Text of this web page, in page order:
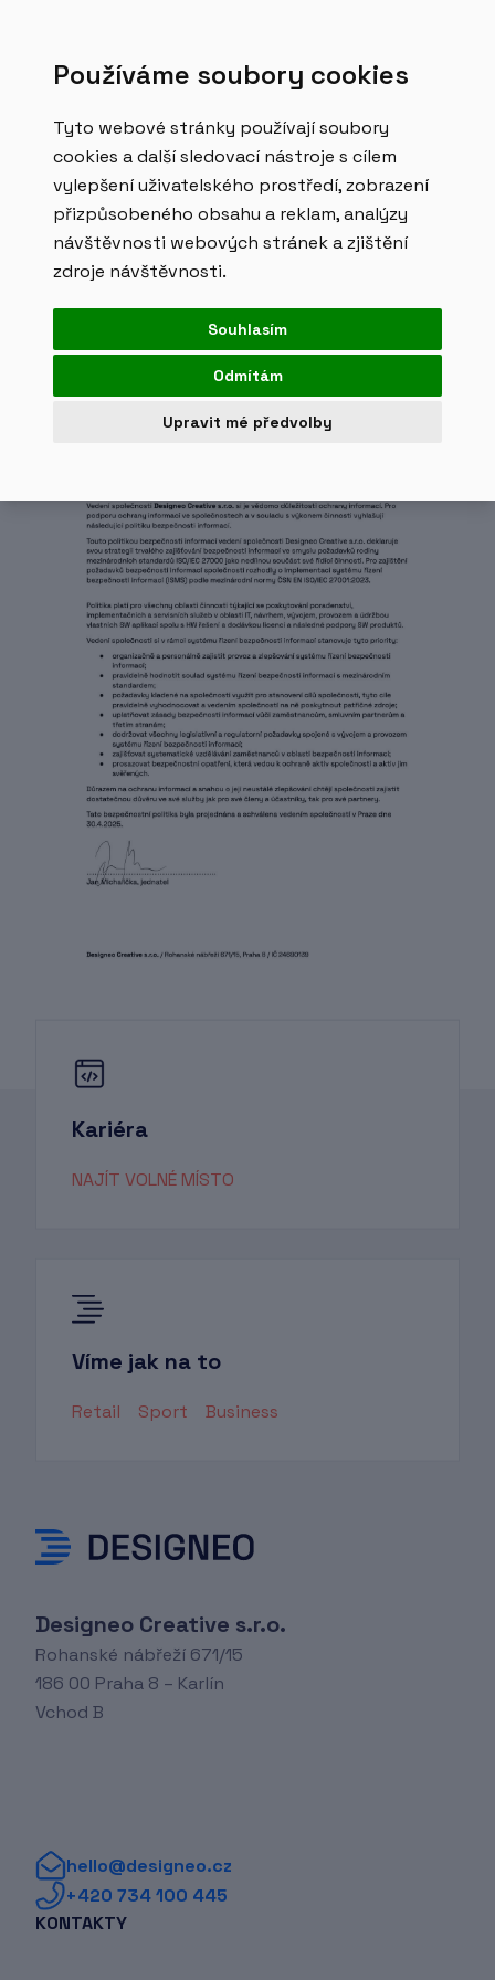
Používáme soubory cookies
Tyto webové stránky používají soubory
cookies a další sledovací nástroje s cílem
vylepšení uživatelského prostředí, zobrazení
přizpůsobeného obsahu a reklam, analýzy
návštěvnosti webových stránek a zjištění
zdroje návštěvnosti.
Souhlasím
Odmítám
Upravit mé předvolby
Prohlášení vedení
společnosti k politice
bezpečnosti informací
Prohlášení vedení společnosti Designeo Creative
s.r.o. k politice bezpečnosti informací.
Kariéra
NAJÍT VOLNÉ MÍSTO
Víme jak na to
Retail Sport Business
Designeo Creative s.r.o.
Rohanské nábřeží 671/15
186 00 Praha 8 – Karlín
Vchod B
hello@designeo.cz
+420 734 100 445
KONTAKTY